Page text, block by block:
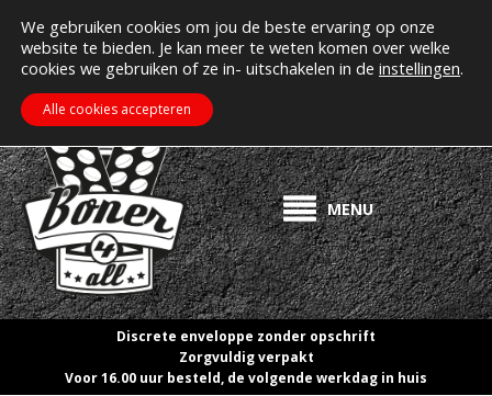
Erectiepillen kopen bij boner4all.nl MIJN ACCOUNT
>> Gratis verzending vanaf €50! <<
ZOEKEN WINKELWAGEN €0.00
MENU
Discrete enveloppe zonder opschrift
Zorgvuldig verpakt
Voor 16.00 uur besteld, de volgende werkdag in huis
We gebruiken cookies om jou de beste ervaring op onze
website te bieden. Je kan meer te weten komen over welke
cookies we gebruiken of ze in- uitschakelen in de instellingen.
Alle cookies accepteren